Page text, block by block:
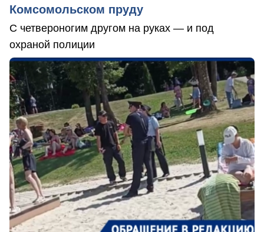
Комсомольском пруду
С четвероногим другом на руках — и под
охраной полиции